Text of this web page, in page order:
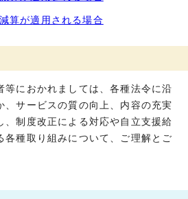
算が適用される場合
等におかれましては、各種法令に沿
、サービスの質の向上、内容の充実
、制度改正による対応や自立支援給
各種取り組みについて、ご理解とご